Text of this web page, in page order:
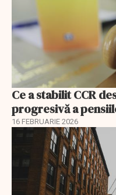
Ce a stabilit CCR
progresivă a
16 FEBRUARIE 2026